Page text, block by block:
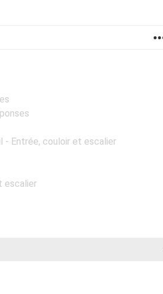
- Entrée, couloir et escalier
escalier